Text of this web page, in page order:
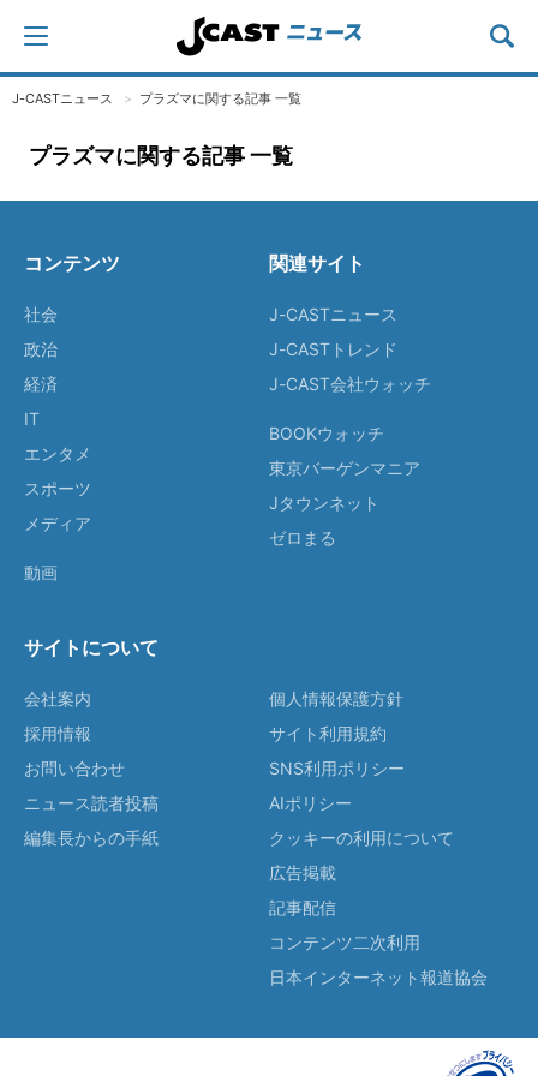
J-CASTニュース プラズマに関する記事 一覧
プラズマに関する記事 一覧
コンテンツ
社会
政治
経済
IT
エンタメ
スポーツ
メディア
動画
関連サイト
J-CASTニュース
J-CASTトレンド
J-CAST会社ウォッチ
BOOKウォッチ
東京バーゲンマニア
Jタウンネット
ゼロまる
サイトについて
会社案内
採用情報
お問い合わせ
ニュース読者投稿
編集長からの手紙
個人情報保護方針
サイト利用規約
SNS利用ポリシー
AIポリシー
クッキーの利用について
広告掲載
記事配信
コンテンツ二次利用
日本インターネット報道協会